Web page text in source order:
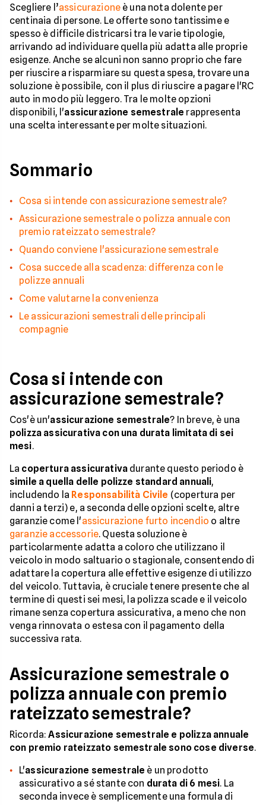
Scegliere l’assicurazione è una nota dolente per
centinaia di persone. Le offerte sono tantissime e
spesso è difficile districarsi tra le varie tipologie,
arrivando ad individuare quella più adatta alle proprie
esigenze. Anche se alcuni non sanno proprio che fare
per riuscire a risparmiare su questa spesa, trovare una
soluzione è possibile, con il plus di riuscire a pagare l'RC
auto in modo più leggero. Tra le molte opzioni
disponibili, l'assicurazione semestrale rappresenta
una scelta interessante per molte situazioni.
Sommario
Cosa si intende con assicurazione semestrale?
Assicurazione semestrale o polizza annuale con
premio rateizzato semestrale?
Quando conviene l'assicurazione semestrale
Cosa succede alla scadenza: differenza con le
polizze annuali
Come valutarne la convenienza
Le assicurazioni semestrali delle principali
compagnie
Cosa si intende con
assicurazione semestrale?
Cos'è un'assicurazione semestrale? In breve, è una
polizza assicurativa con una durata limitata di sei
mesi.
La copertura assicurativa durante questo periodo è
simile a quella delle polizze standard annuali,
includendo la Responsabilità Civile (copertura per
danni a terzi) e, a seconda delle opzioni scelte, altre
garanzie come l'assicurazione furto incendio o altre
garanzie accessorie. Questa soluzione è
particolarmente adatta a coloro che utilizzano il
veicolo in modo saltuario o stagionale, consentendo di
adattare la copertura alle effettive esigenze di utilizzo
del veicolo. Tuttavia, è cruciale tenere presente che al
termine di questi sei mesi, la polizza scade e il veicolo
rimane senza copertura assicurativa, a meno che non
venga rinnovata o estesa con il pagamento della
successiva rata.
Assicurazione semestrale o
polizza annuale con premio
rateizzato semestrale?
Ricorda:Assicurazione semestrale e polizza annuale
con premio rateizzato semestrale sono cose diverse.
L'assicurazione semestrale è un prodotto
assicurativo a sé stante con durata di 6 mesi. La
seconda invece è semplicemente una formula di